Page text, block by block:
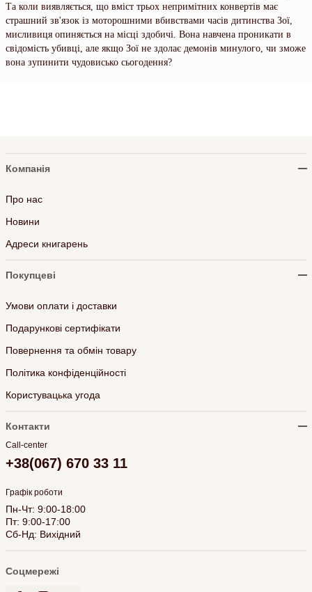
Та коли виявляється, що вміст трьох непримітних конвертів має
страшний зв'язок із моторошними вбивствами часів дитинства Зої,
мисливиця опиняється на місці здобичі. Вона навчена проникати в
свідомість убивці, але якщо Зої не здолає демонів минулого, чи зможе
вона зупинити чудовисько сьогодення?
Компанія
Про нас
Новини
Адреси книгарень
Покупцеві
Умови оплати і доставки
Подарункові сертифікати
Повернення та обмін товару
Політика конфіденційності
Користувацька угода
Контакти
Call-center
+38(067) 670 33 11
Графік роботи
Пн-Чт: 9:00-18:00
Пт: 9:00-17:00
Сб-Нд: Вихідний
Соцмережі